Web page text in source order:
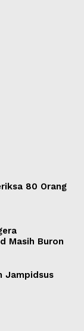
80 Orang
Masih Buron
Jampidsus